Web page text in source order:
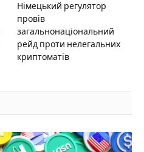
Німецький регулятор
провів
загальнонаціональний
рейд проти нелегальних
криптоматів